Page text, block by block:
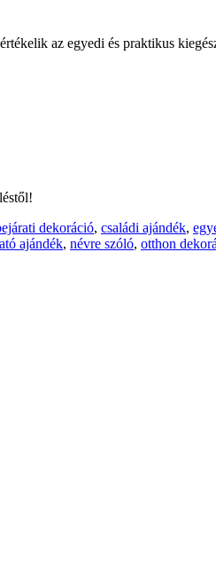
az egyedi és praktikus
dekoráció, családi ajándék,
ajándék, névre szóló, otthon